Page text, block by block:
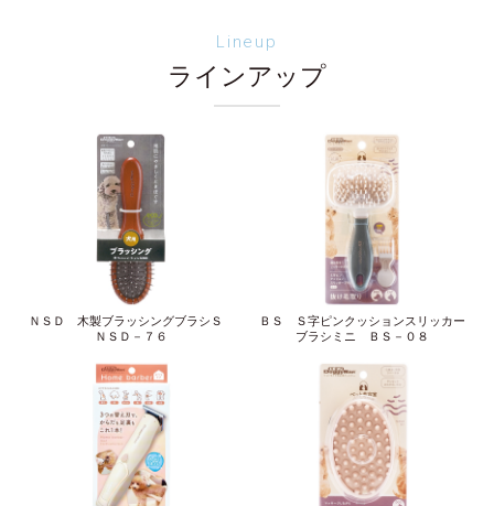
Lineup
ラインアップ
ＮＳＤ 木製ブラッシングブラシＳ
ＮＳＤ－７６
ＢＳ Ｓ字ピンクッションスリッカー
ブラシミニ ＢＳ－０８